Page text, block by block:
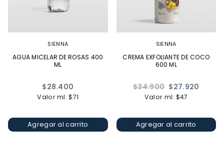
SIENNA
AGUA MICELAR DE ROSAS 400
ML
Precio
habitual
$28.400
Valor ml: $71
Agregar al carrito
SIENNA
CREMA EXFOLIANTE DE COCO
600 ML
Precio
habitual
$34.900 $27.920
Valor ml: $47
Agregar al carrito